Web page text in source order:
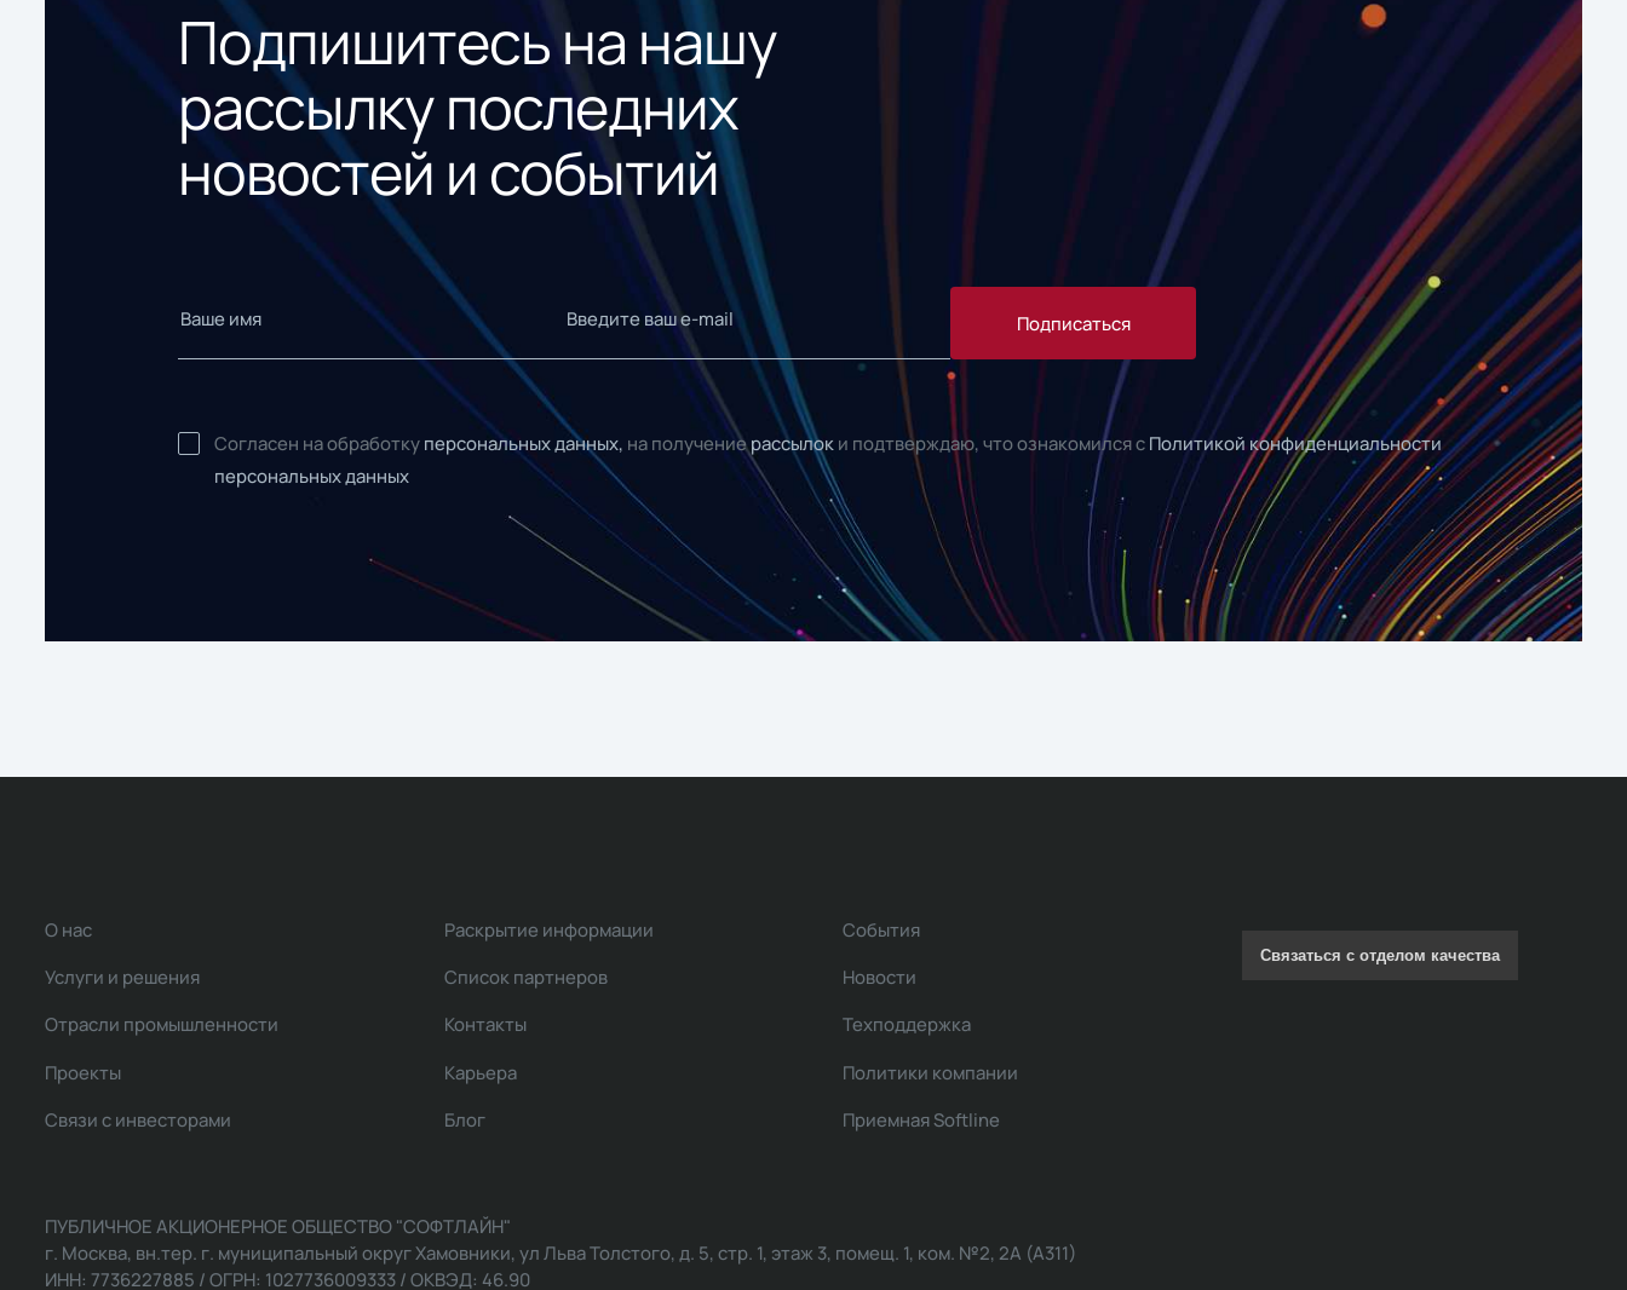
Подпишитесь на нашу
рассылку последних
новостей и событий
Подписаться
Согласен на обработку персональных данных, на получениерассылок и подтверждаю, что ознакомился с Политикой конфиденциальности
персональных данных
О нас
Услуги и решения
Отрасли промышленности
Проекты
Связи с инвесторами
Раскрытие информации
Список партнеров
Контакты
Карьера
Блог
События
Новости
Техподдержка
Политики компании
Приемная Softline
Связаться с отделом качества
ПУБЛИЧНОЕ АКЦИОНЕРНОЕ ОБЩЕСТВО "СОФТЛАЙН"
г. Москва, вн.тер. г. муниципальный округ Хамовники, ул Льва Толстого, д. 5, стр. 1, этаж 3, помещ. 1, ком. №2, 2А (А311)
ИНН: 7736227885 / ОГРН: 1027736009333 / ОКВЭД: 46.90